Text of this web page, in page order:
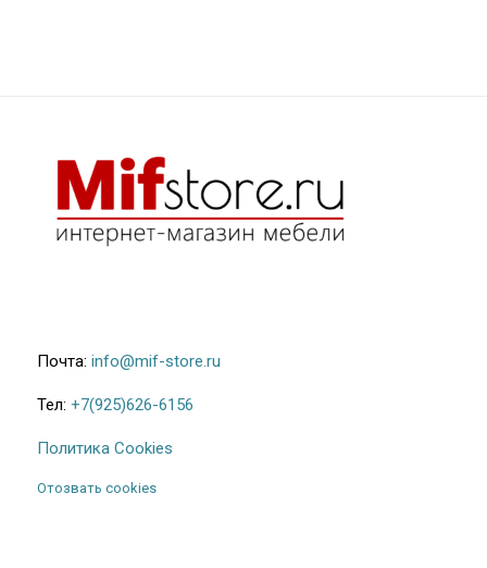
Почта: info@mif-store.ru
Тел: +7(925)626-6156
Политика Cookies
Отозвать cookies